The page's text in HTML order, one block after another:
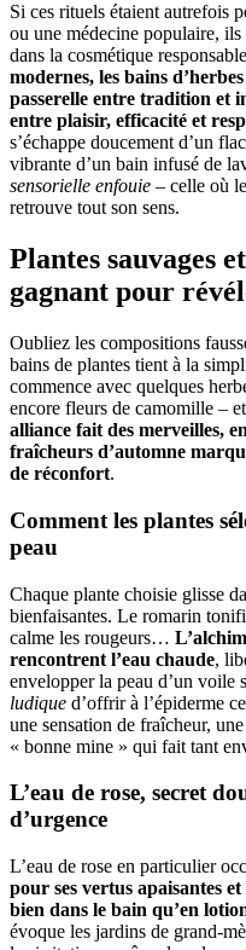
Si ces rituels étaient autrefois
ou une médecine populaire,
dans la cosmétique
modernes, les bains
passerelle entre tradition et
entre plaisir, efficacité et
s’échappe doucement d’un
vibrante d’un bain infusé de
sensorielle enfouie – celle où
retrouve tout son sens.
Plantes sauvages
gagnant pour
Oubliez les compositions
bains de plantes tient à la
commence avec quelques
encore fleurs de camomille –
alliance fait des merveilles,
fraîcheurs d’automne
de réconfort.
Comment les plantes
peau
Chaque plante choisie glisse
bienfaisantes. Le romarin
calme les rougeurs…
rencontrent l’eau chaude,
envelopper la peau d’un voile
ludique d’offrir à l’épiderme
une sensation de fraîcheur,
« bonne mine » qui fait tant
L’eau de rose, secret
d’urgence
L’eau de rose en particulier
pour ses vertus apaisantes
bien dans le bain qu’en
évoque les jardins de grand-